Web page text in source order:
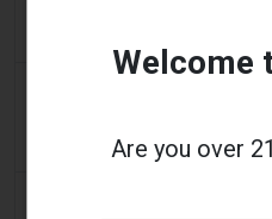
Geräte in geparktem
Welcome
Are you over